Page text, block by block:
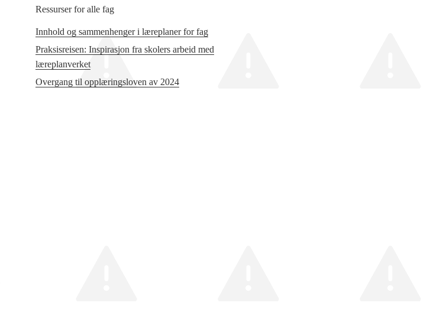
Ressurser for alle fag
Innhold og sammenhenger i læreplaner for fag
Praksisreisen: Inspirasjon fra skolers arbeid med
læreplanverket
Overgang til opplæringsloven av 2024